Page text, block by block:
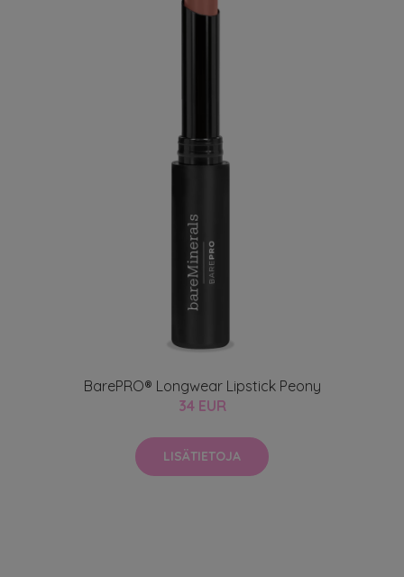
BarePRO® Longwear Lipstick Peony
34 EUR
LISÄTIETOJA